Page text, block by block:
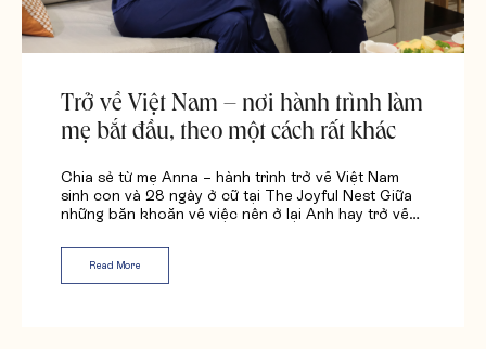
Trở về Việt Nam – nơi hành trình làm
mẹ bắt đầu, theo một cách rất khác
Chia sẻ từ mẹ Anna – hành trình trở về Việt Nam
sinh con và 28 ngày ở cữ tại The Joyful Nest Giữa
những băn khoăn về việc nên ở lại Anh hay trở về…
Read More